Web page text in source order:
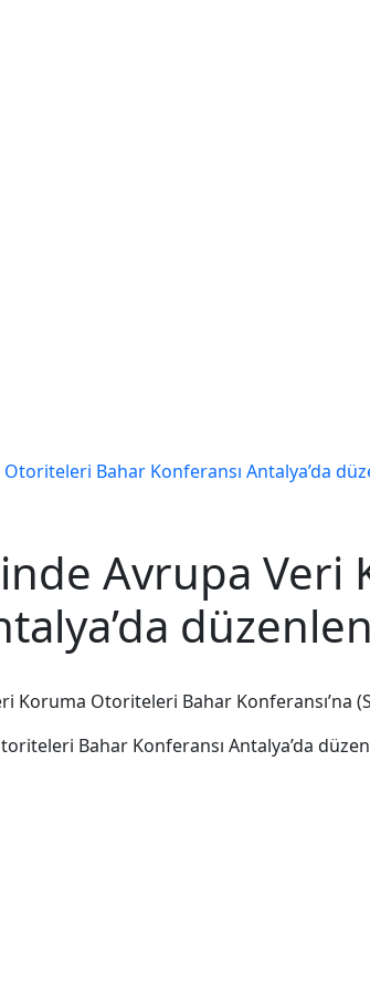
Bahar Konferansı Antalya’da
Avrupa
Koruma Otoriteleri Bahar Konferansı’na